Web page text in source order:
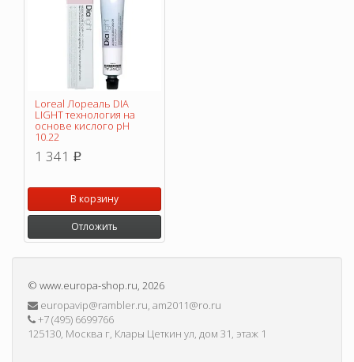
Loreal Лореаль DIA
LIGHT технология на
основе кислого pH
10.22
1 341 p
В корзину
Отложить
© www.europa-shop.ru, 2026
europavip@rambler.ru, am2011@ro.ru
+7 (495) 6699766
125130, Москва г, Клары Цеткин ул, дом 31, этаж 1